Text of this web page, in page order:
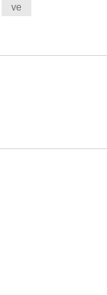
ve